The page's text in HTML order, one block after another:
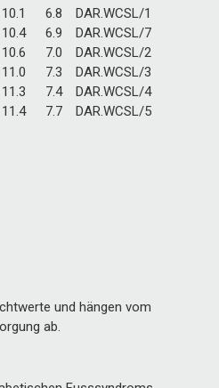
10.1 6.8
DAR.WCSL/1
10.4 6.9
DAR.WCSL/7
10.6 7.0
DAR.WCSL/2
11.0 7.3
DAR.WCSL/3
11.3 7.4
DAR.WCSL/4
11.4 7.7 DAR.WCSL/5
und hängen vom
ab.